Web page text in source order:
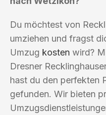
Du möchtest von
umziehen und fragst
Umzug kosten wird?
Dresner
hast du den perfekten
gefunden. Wir bieten